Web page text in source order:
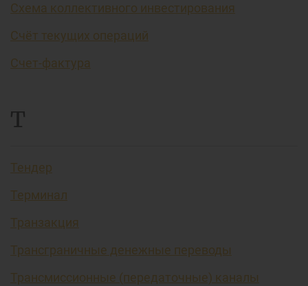
Схема коллективного инвестирования
Счёт текущих операций
Счет-фактура
Т
Тендер
Терминал
Транзакция
Трансграничные денежные переводы
Трансмиссионные (передаточные) каналы